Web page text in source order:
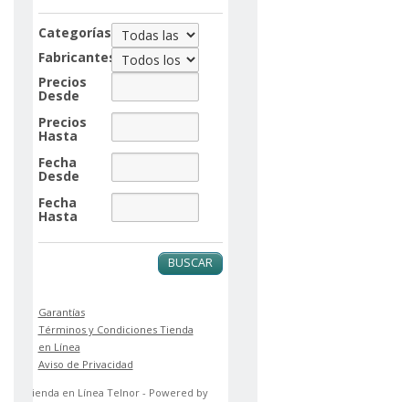
Categorías
Fabricantes
Precios
Desde
Precios
Hasta
Fecha
Desde
Fecha
Hasta
BUSCAR
Garantías
Términos y Condiciones Tienda
en Línea
Aviso de Privacidad
Tienda en Línea Telnor - Powered by